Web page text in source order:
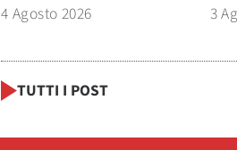
4 Agosto 2026
3
TUTTI I POST